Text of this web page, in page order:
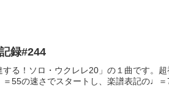
録#244
る！ソロ・ウクレレ20」の１曲です。
55の速さでスタートし、楽譜表記の♩＝